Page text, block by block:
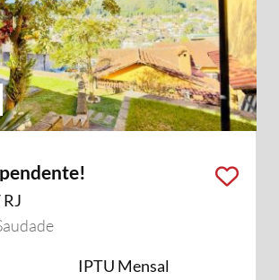
IPTU Mensal